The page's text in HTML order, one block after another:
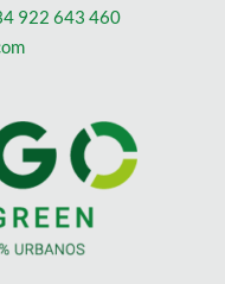
922 643 460